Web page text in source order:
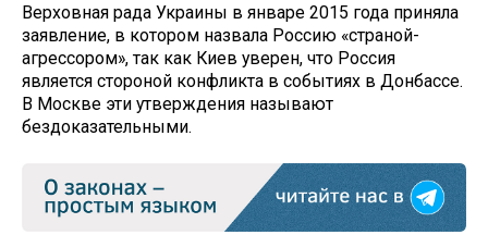
Верховная рада Украины в январе 2015 года приняла
заявление, в котором назвала Россию «страной-
агрессором», так как Киев уверен, что Россия
является стороной конфликта в событиях в Донбассе.
В Москве эти утверждения называют
бездоказательными.